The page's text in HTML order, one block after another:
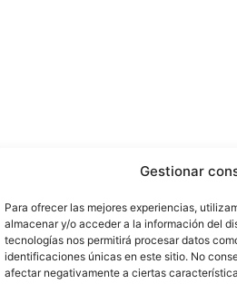
Gestionar
Para ofrecer las mejores experiencias,
almacenar y/o acceder a la información del
tecnologías nos permitirá procesar datos
identificaciones únicas en este sitio. No
afectar negativamente a ciertas
Importación.